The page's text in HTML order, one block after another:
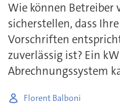
Wie können Betreiber
sicherstellen, dass
Vorschriften
zuverlässig ist? Ein
Abrechnungssystem
Florent Balboni